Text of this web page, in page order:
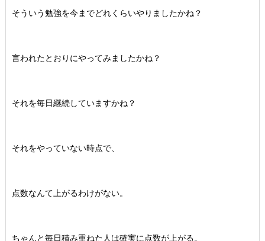
そういう勉強を今までどれくらいやりましたかね？
言われたとおりにやってみましたかね？
それを毎日継続していますかね？
それをやっていない時点で、
点数なんて上がるわけがない。
ちゃんと毎日積み重ねた人は確実に点数が上がる。